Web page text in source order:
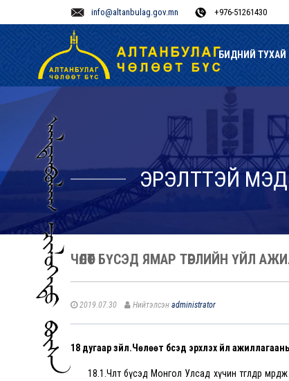
info@altanbulag.gov.mn +976-51261430
БИДНИЙ ТУХАЙ
ЭРЭЛТТЭЙ
ЧӨЛӨӨТ БҮСЭД ЯМАР ТӨРЛИЙН ҮЙЛ
2019.07.30 Нийтэлсэн administrator
18 дугаар зүйл.Чөлөөт бүсэд эрхлэх үйл
18.1.Чөлөөт бүсэд Монгол Улсад хүчин төгөлдөр